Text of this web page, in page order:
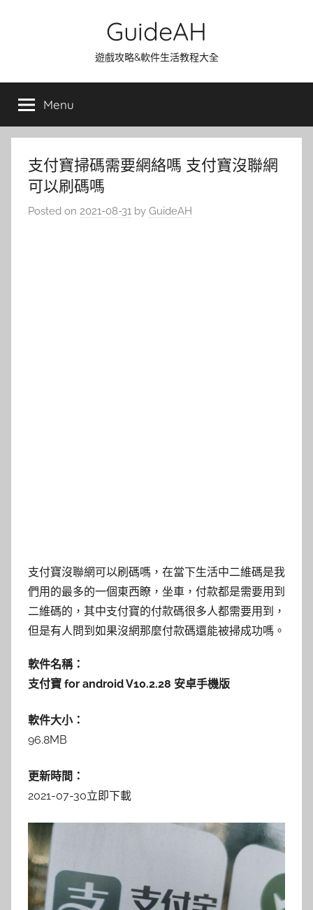
GuideAH
遊戲攻略&軟件生活教程大全
Menu
支付寶掃碼需要網絡嗎 支付寶沒聯網
可以刷碼嗎
Posted on 2021-08-31 by GuideAH
支付寶沒聯網可以刷碼嗎，在當下生活中二維碼是我
們用的最多的一個東西瞭，坐車，付款都是需要用到
二維碼的，其中支付寶的付款碼很多人都需要用到，
但是有人問到如果沒網那麼付款碼還能被掃成功嗎。
軟件名稱：
支付寶 for android V10.2.28 安卓手機版
軟件大小：
96.8MB
更新時間：
2021-07-30立即下載